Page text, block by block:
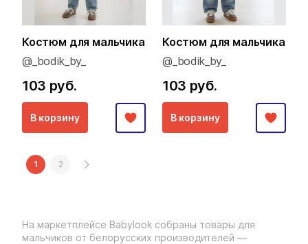
Костюм для мальчика
@_bodik_by_
103 руб.
В корзину
Костюм для мальчика
@_bodik_by_
103 руб.
В корзину
1 2
На маркетплейсе Babylook собраны товары для
мальчиков от белорусских производителей —